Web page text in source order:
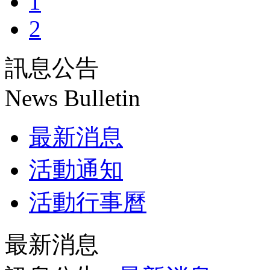
2
訊息公告
News Bulletin
最新消息
活動通知
活動行事曆
最新消息